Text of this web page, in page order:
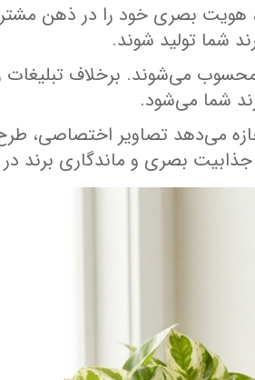
هویت بصری خود را در ذهن
شما تولید شوند.
محسوب می‌شوند. برخلاف
شما می‌شود.
می‌دهد تصاویر اختصاصی،
بصری و ماندگاری برند